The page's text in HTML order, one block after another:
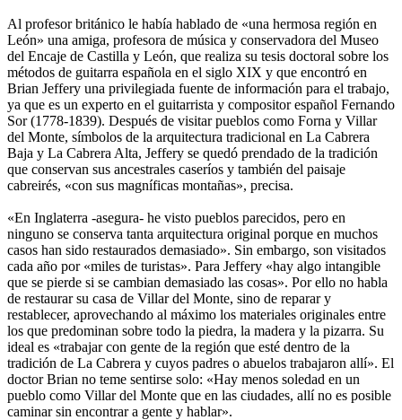
Al profesor británico le había hablado de «una hermosa región en
León» una amiga, profesora de música y conservadora del Museo
del Encaje de Castilla y León, que realiza su tesis doctoral sobre los
métodos de guitarra española en el siglo XIX y que encontró en
Brian Jeffery una privilegiada fuente de información para el trabajo,
ya que es un experto en el guitarrista y compositor español Fernando
Sor (1778-1839). Después de visitar pueblos como Forna y Villar
del Monte, símbolos de la arquitectura tradicional en La Cabrera
Baja y La Cabrera Alta, Jeffery se quedó prendado de la tradición
que conservan sus ancestrales caseríos y también del paisaje
cabreirés, «con sus magníficas montañas», precisa.
«En Inglaterra -asegura- he visto pueblos parecidos, pero en
ninguno se conserva tanta arquitectura original porque en muchos
casos han sido restaurados demasiado». Sin embargo, son visitados
cada año por «miles de turistas». Para Jeffery «hay algo intangible
que se pierde si se cambian demasiado las cosas». Por ello no habla
de restaurar su casa de Villar del Monte, sino de reparar y
restablecer, aprovechando al máximo los materiales originales entre
los que predominan sobre todo la piedra, la madera y la pizarra. Su
ideal es «trabajar con gente de la región que esté dentro de la
tradición de La Cabrera y cuyos padres o abuelos trabajaron allí». El
doctor Brian no teme sentirse solo: «Hay menos soledad en un
pueblo como Villar del Monte que en las ciudades, allí no es posible
caminar sin encontrar a gente y hablar».